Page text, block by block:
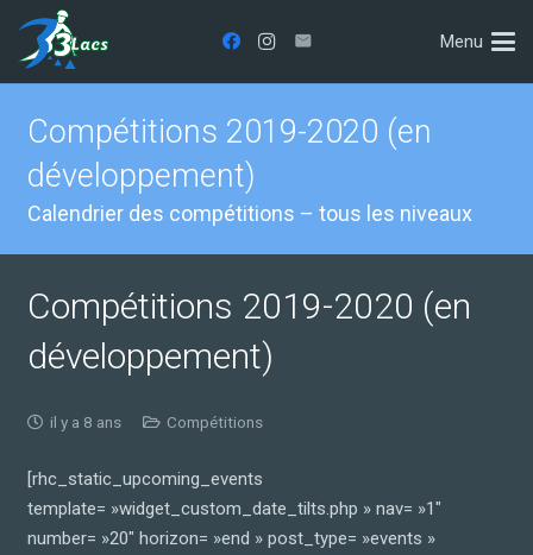
Menu
Compétitions 2019-2020 (en
développement)
Calendrier des compétitions – tous les niveaux
Compétitions 2019-2020 (en
développement)
il y a 8 ans Compétitions
[rhc_static_upcoming_events
template= »widget_custom_date_tilts.php » nav= »1″
number= »20″ horizon= »end » post_type= »events »